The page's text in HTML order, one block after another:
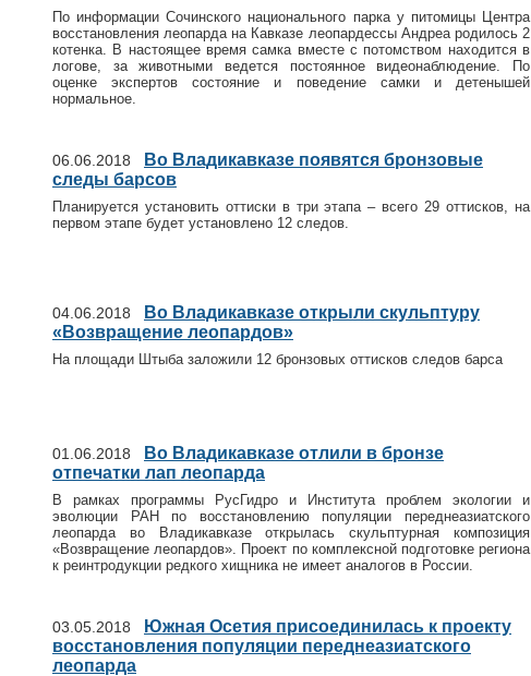
По информации Сочинского национального парка у питомицы Центра
восстановления леопарда на Кавказе леопардессы Андреа родилось 2
котенка. В настоящее время самка вместе с потомством находится в
логове, за животными ведется постоянное видеонаблюдение. По
оценке экспертов состояние и поведение самки и детенышей
нормальное.
06.06.2018
Во Владикавказе появятся бронзовые
следы барсов
Планируется установить оттиски в три этапа – всего 29 оттисков, на
первом этапе будет установлено 12 следов.
04.06.2018
Во Владикавказе открыли скульптуру
«Возвращение леопардов»
На площади Штыба заложили 12 бронзовых оттисков следов барса
01.06.2018
Во Владикавказе отлили в бронзе
отпечатки лап леопарда
В рамках программы РусГидро и Института проблем экологии и
эволюции РАН по восстановлению популяции переднеазиатского
леопарда во Владикавказе открылась скульптурная композиция
«Возвращение леопардов». Проект по комплексной подготовке региона
к реинтродукции редкого хищника не имеет аналогов в России.
03.05.2018
Южная Осетия присоединилась к проекту
восстановления популяции переднеазиатского
леопарда